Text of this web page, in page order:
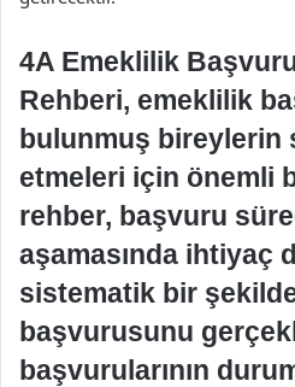
4A Emeklilik
Rehberi, emeklilik
bulunmuş bireylerin
etmeleri için önemli
rehber, başvuru
aşamasında ihtiyaç
sistematik bir
başvurusunu
başvurularının